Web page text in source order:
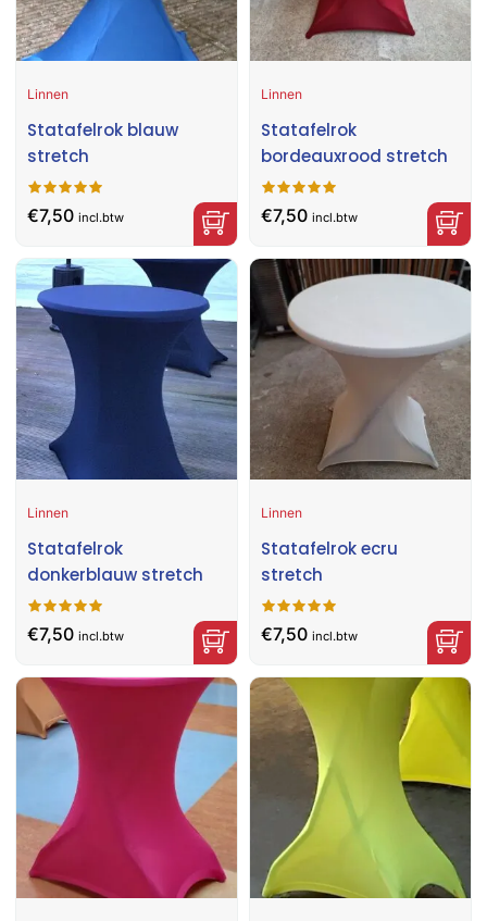
Linnen
Statafelrok blauw
stretch
€7,50 incl.btw
Linnen
Statafelrok
bordeauxrood stretch
€7,50 incl.btw
Linnen
Statafelrok
donkerblauw stretch
€7,50 incl.btw
Linnen
Statafelrok ecru
stretch
€7,50 incl.btw